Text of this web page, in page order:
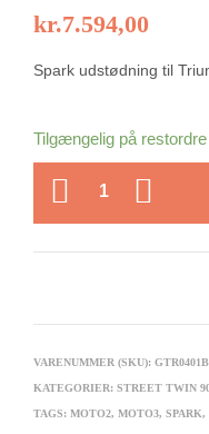
kr.7.594,00
Spark udstødning til
Tilgængelig på restordre
ANTAL
VARENUMMER (SKU):
KATEGORIER: STREET TWIN
TAGS: MOTO2, MOTO3, SPARK,